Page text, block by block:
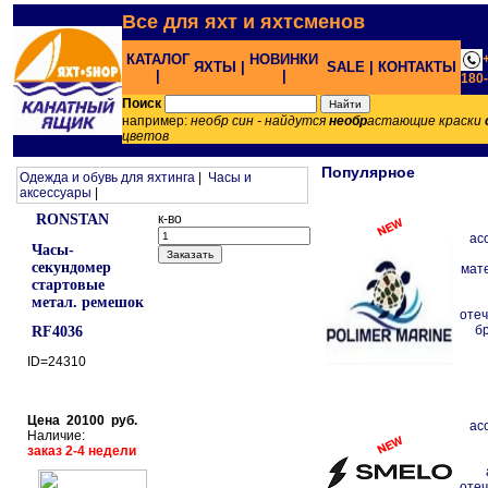
Все для яхт и яхтсменов
КАТАЛОГ ЯХТЫ |
НОВИНКИ
SALE | КОНТАКТЫ
Поиск
например: необр син - найдутся необрастающие краски
цветов
Одежда и обувь для яхтинга
Часы и
аксессуары
RONSTAN
Часы-
секундомер
стартовые
метал. ремешок
RF4036
ID=24310
Цена 20100 руб.
Наличие:
заказ 2-4 недели
к-во
Популярное